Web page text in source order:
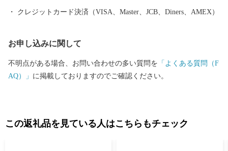
し、お礼品が届くことを必ず事前にご連絡ください。 （「寄附し
時間を頂戴するものがございます。 ・日出町にお住まいの方から
のご寄附に対しては、お礼品の送付をいたしておりません。 【ワ
ンストップ特例申請書送付先】 〒541-8790 大阪府大阪市中央区南
クレジットカード決済（VISA、Master、JCB、Diners、AMEX）
お申し込みに関して
不明点がある場合、お問い合わせの多い質問を 「よくある質問（F
AQ）」 に掲載しておりますのでご確認ください。
この返礼品を見ている人はこちらもチェック